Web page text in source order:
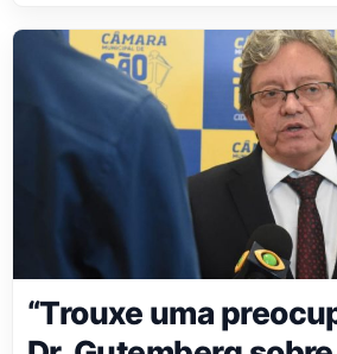
“Trouxe uma